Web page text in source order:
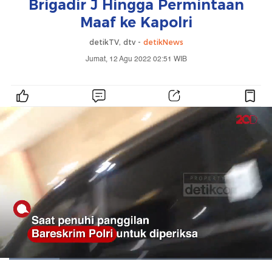
Brigadir J Hingga Permintaan
Maaf ke Kapolri
detikTV, dtv - detikNews
Jumat, 12 Agu 2022 02:51 WIB